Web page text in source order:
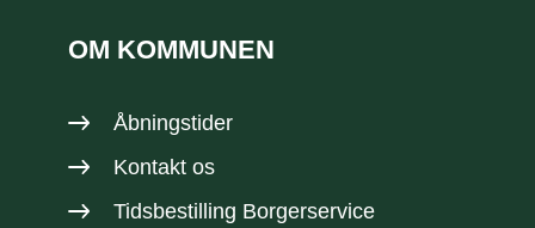
OM KOMMUNEN
Åbningstider
Kontakt os
Tidsbestilling Borgerservice